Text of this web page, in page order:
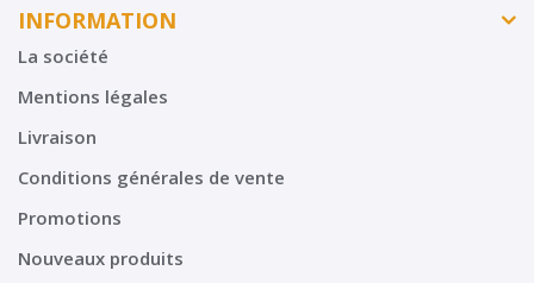
INFORMATION
La société
Mentions légales
Livraison
Conditions générales de vente
Promotions
Nouveaux produits